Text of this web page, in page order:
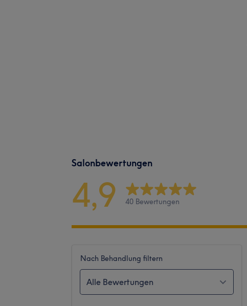
Salonbewertungen
4,9 40 Bewertungen
Nach Behandlung filtern
Alle Bewertungen